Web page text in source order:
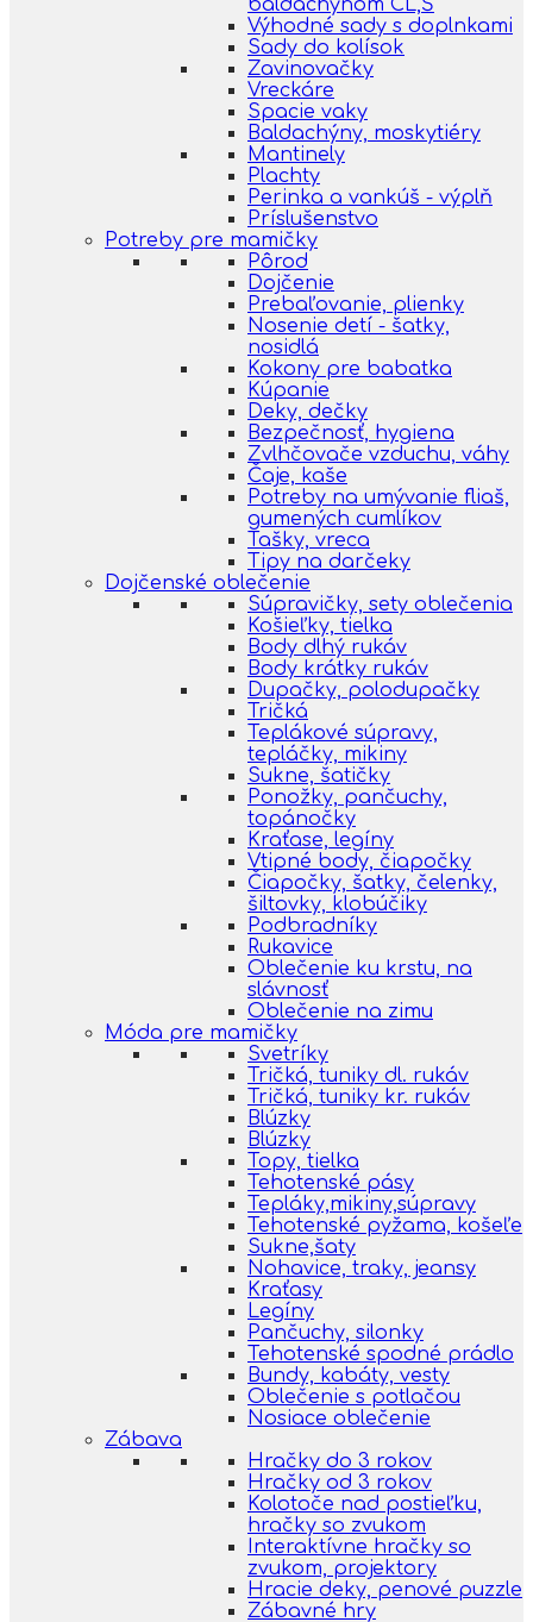
baldachýnom CL,Š
Výhodné sady s doplnkami
Sady do kolísok
Zavinovačky
Vreckáre
Spacie vaky
Baldachýny, moskytiéry
Mantinely
Plachty
Perinka a vankúš - výplň
Príslušenstvo
Potreby pre mamičky
Pôrod
Dojčenie
Prebaľovanie, plienky
Nosenie detí - šatky,
nosidlá
Kokony pre babatka
Kúpanie
Deky, dečky
Bezpečnosť, hygiena
Zvlhčovače vzduchu, váhy
Čaje, kaše
Potreby na umývanie fliaš,
gumených cumlíkov
Tašky, vreca
Tipy na darčeky
Dojčenské oblečenie
Súpravičky, sety oblečenia
Košieľky, tielka
Body dlhý rukáv
Body krátky rukáv
Dupačky, polodupačky
Tričká
Teplákové súpravy,
tepláčky, mikiny
Sukne, šatičky
Ponožky, pančuchy,
topánočky
Kraťase, legíny
Vtipné body, čiapočky
Čiapočky, šatky, čelenky,
šiltovky, klobúčiky
Podbradníky
Rukavice
Oblečenie ku krstu, na
slávnosť
Oblečenie na zimu
Móda pre mamičky
Svetríky
Tričká, tuniky dl. rukáv
Tričká, tuniky kr. rukáv
Blúzky
Blúzky
Topy, tielka
Tehotenské pásy
Tepláky,mikiny,súpravy
Tehotenské pyžama, košeľe
Sukne,šaty
Nohavice, traky, jeansy
Kraťasy
Legíny
Pančuchy, silonky
Tehotenské spodné prádlo
Bundy, kabáty, vesty
Oblečenie s potlačou
Nosiace oblečenie
Zábava
Hračky do 3 rokov
Hračky od 3 rokov
Kolotoče nad postieľku,
hračky so zvukom
Interaktívne hračky so
zvukom, projektory
Hracie deky, penové puzzle
Zábavné hry